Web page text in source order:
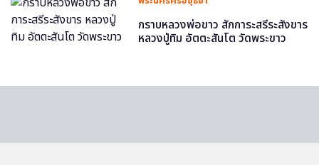
กราบหลวงพ่อขาว สักการะสรีระสังขาร
หลวงปู่ทิม อัตตะสันโต วัดพระขาว